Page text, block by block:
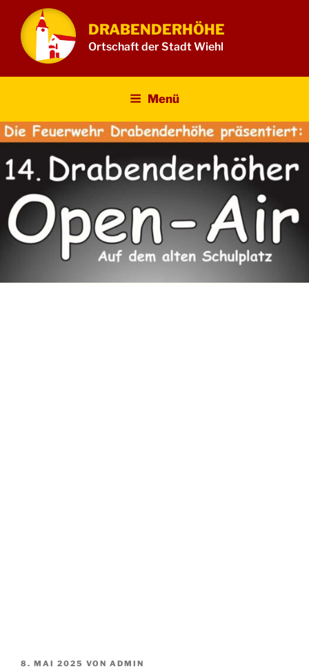
Inhalt
springen
DRABENDERHÖHE
Ortschaft der Stadt Wiehl
Menü
VERÖFFENTLICHT
8. MAI 2025 VON ADMIN